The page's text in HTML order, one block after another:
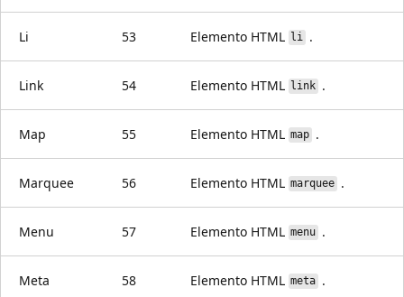
Li 53 Elemento HTML li.
Link 54 Elemento HTML link.
Map 55 Elemento HTML map.
Marquee 56 Elemento HTML marquee .
Menu 57 Elemento HTML menu.
Meta 58 Elemento HTML meta.